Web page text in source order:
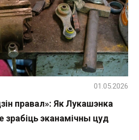
правал»: Як Лукашэнка
зрабіць эканамічны цуд
01.05.2026